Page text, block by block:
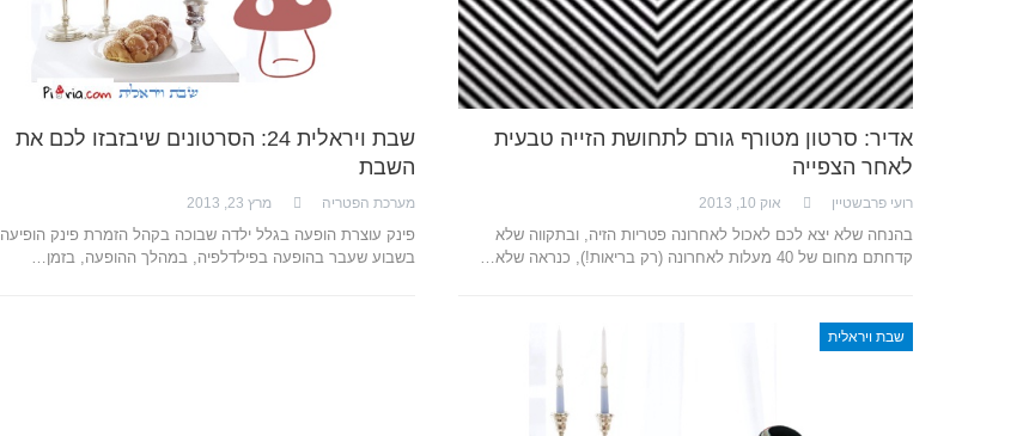
אדיר: סרטון מטורף גורם לתחושת הזייה טבעית
לאחר הצפייה
רועי פרבשטיין אוק 10, 2013
בהנחה שלא יצא לכם לאכול לאחרונה פטריות הזיה, ובתקווה שלא
קדחתם מחום של 40 מעלות לאחרונה (רק בריאות!), כנראה שלא…
שבת ויראלית 24: הסרטונים שיבזבזו לכם את
השבת
מערכת הפטריה מרץ 23, 2013
פינק עוצרת הופעה בגלל ילדה שבוכה בקהל הזמרת פינק הופיעה
בשבוע שעבר בהופעה בפילדלפיה, במהלך ההופעה, בזמן…
שבת ויראלית